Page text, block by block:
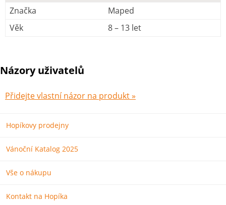
Značka
Maped
Věk
8 – 13 let
Názory uživatelů
Přidejte vlastní názor na produkt »
Hopíkovy prodejny
Vánoční Katalog 2025
Vše o nákupu
Kontakt na Hopíka